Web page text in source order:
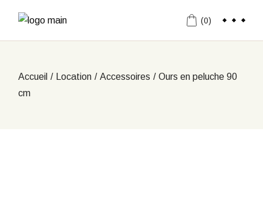
contenu
(0)
Accueil Location Accessoires
Ours en peluche 90
cm